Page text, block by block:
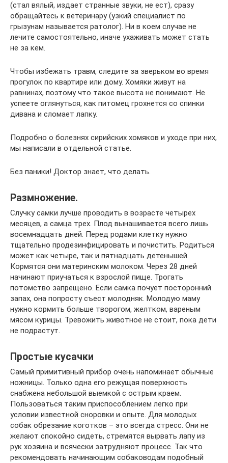
(стал вялый, издает странные звуки, не ест), сразу
обращайтесь к ветеринару (узкий специалист по
грызунам называется ратолог). Ни в коем случае не
лечите самостоятельно, иначе ухаживать может стать
не за кем.
Чтобы избежать травм, следите за зверьком во время
прогулок по квартире или дому. Хомяки живут на
равнинах, поэтому что такое высота не понимают. Не
успеете оглянуться, как питомец грохнется со спинки
дивана и сломает лапку.
Подробно о болезнях сирийских хомяков и уходе при них,
мы написали в отдельной статье.
Без паники! Доктор знает, что делать.
Размножение.
Случку самки лучше проводить в возрасте четырех
месяцев, а самца трех. Плод вынашивается всего лишь
восемнадцать дней. Перед родами клетку нужно
тщательно продезинфицировать и почистить. Родиться
может как четыре, так и пятнадцать детенышей.
Кормятся они материнским молоком. Через 28 дней
начинают приучаться к взрослой пище. Трогать
потомство запрещено. Если самка почует посторонний
запах, она попросту съест молодняк. Молодую маму
нужно кормить больше творогом, желтком, вареным
мясом курицы. Тревожить животное не стоит, пока дети
не подрастут.
Простые кусачки
Самый примитивный прибор очень напоминает обычные
ножницы. Только одна его режущая поверхность
снабжена небольшой выемкой с острым краем.
Пользоваться таким приспособлением легко при
условии известной сноровки и опыте. Для молодых
собак обрезание коготков – это всегда стресс. Они не
желают спокойно сидеть, стремятся вырвать лапу из
рук хозяина и всячески затрудняют процесс. Так что
рекомендовать начинающим собаководам подобный